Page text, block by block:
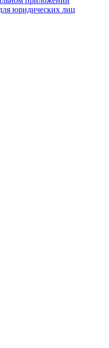
юридических лиц